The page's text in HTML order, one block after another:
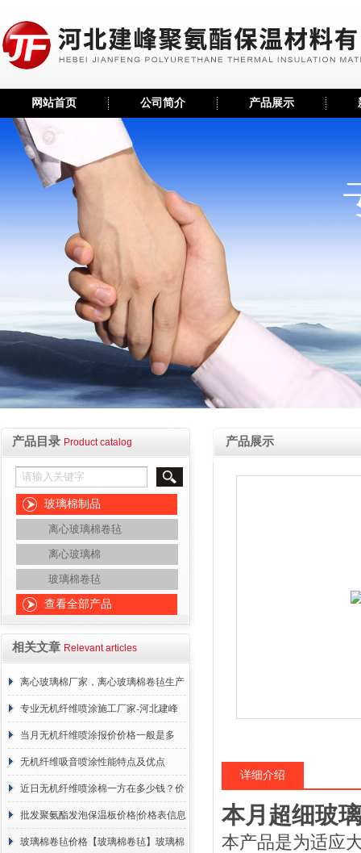
网站首页 公司简介 产品展示
产品目录 Product catalog
玻璃棉制品
离心玻璃棉卷毡
离心玻璃棉
玻璃棉卷毡
查看全部产品
相关文章 Relevant articles
离心玻璃棉厂家，离心玻璃棉卷毡生产
厂家-河北建峰保温材料有限公司
专业无机纤维喷涂施工厂家-河北建峰
保温材料有限公司
当月无机纤维喷涂报价价格一般是多
少？
无机纤维吸音喷涂性能特点及优点
近日无机纤维喷涂棉一方在多少钱？价
格咨询
批发聚氨酯发泡保温板价格|价格表信息
玻璃棉卷毡价格【玻璃棉卷毡】玻璃棉
产品展示
详细介绍
本月超细玻
本产品是为适应